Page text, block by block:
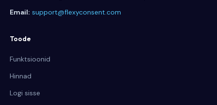
Email: support@flexyconsent.com
Toode
Funktsioonid
Hinnad
Logi sisse